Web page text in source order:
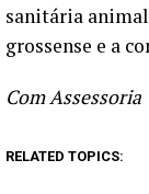
sanitária
grossense e a
Com Assessoria
RELATED TOPICS: